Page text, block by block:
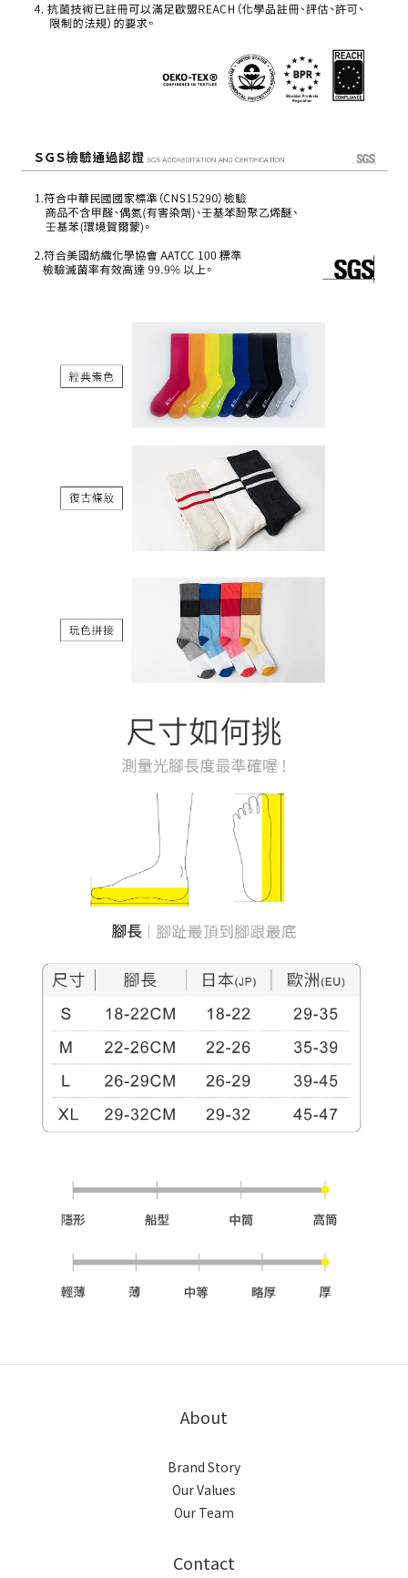
About
Brand Story
Our Values
Our Team
Contact